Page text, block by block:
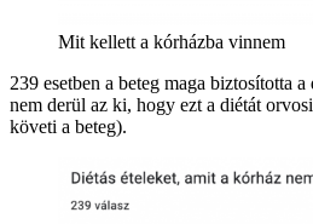
Mit kellett a kórházba vinnem
239 esetben a beteg maga biztosította
nem derül az ki, hogy ezt a diétát
követi a beteg).